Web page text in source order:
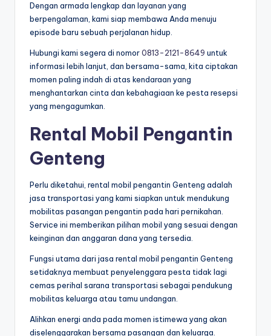
Dengan armada lengkap dan layanan yang
berpengalaman, kami siap membawa Anda menuju
episode baru sebuah perjalanan hidup.
Hubungi kami segera di nomor0813-2121-8649 untuk
informasi lebih lanjut, dan bersama-sama, kita ciptakan
momen paling indah di atas kendaraan yang
menghantarkan cinta dan kebahagiaan ke pesta resepsi
yang mengagumkan.
Rental Mobil Pengantin
Genteng
Perlu diketahui, rental mobil pengantin Genteng adalah
jasa transportasi yang kami siapkan untuk mendukung
mobilitas pasangan pengantin pada hari pernikahan.
Service ini memberikan pilihan mobil yang sesuai dengan
keinginan dan anggaran dana yang tersedia.
Fungsi utama dari jasa rental mobil pengantin Genteng
setidaknya membuat penyelenggara pesta tidak lagi
cemas perihal sarana transportasi sebagai pendukung
mobilitas keluarga atau tamu undangan.
Alihkan energi anda pada momen istimewa yang akan
diselenggarakan bersama pasangan dan keluarga.